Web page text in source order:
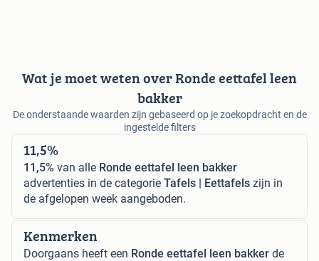
Wat je moet weten over Ronde eettafel leen
bakker
De onderstaande waarden zijn gebaseerd op je zoekopdracht en de
ingestelde filters
11,5%
11,5% van alle Ronde eettafel leen bakker
advertenties in de categorie Tafels | Eettafels zijn in
de afgelopen week aangeboden.
Kenmerken
Doorgaans heeft een Ronde eettafel leen bakker de